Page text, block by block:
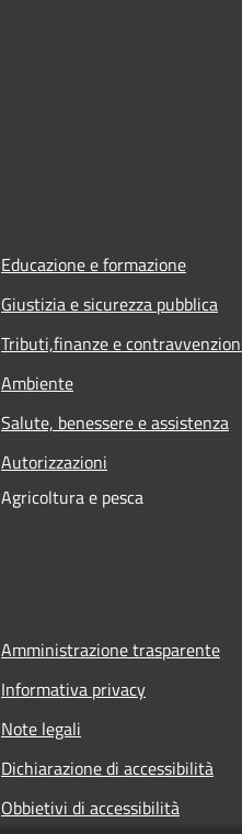
Educazione e formazione
Giustizia e sicurezza pubblica
Tributi,finanze e
Ambiente
Salute, benessere e assistenza
Autorizzazioni
Agricoltura e pesca
Amministrazione trasparente
Informativa privacy
Note legali
Dichiarazione di accessibilità
Obbietivi di accessibilità